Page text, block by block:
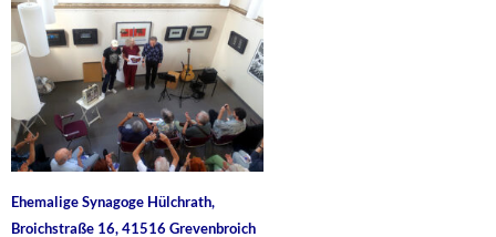
Ehemalige Synagoge Hülchrath,
Broichstraße 16, 41516 Grevenbroich